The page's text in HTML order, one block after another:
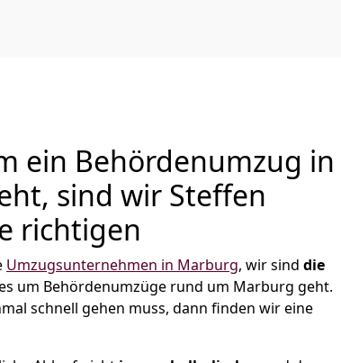
ein Behördenumzug in
sind wir Steffen
richtigen
Umzugsunternehmen in Marburg, wir sind die
um Behördenumzüge rund um Marburg geht.
schnell gehen muss, dann finden wir eine